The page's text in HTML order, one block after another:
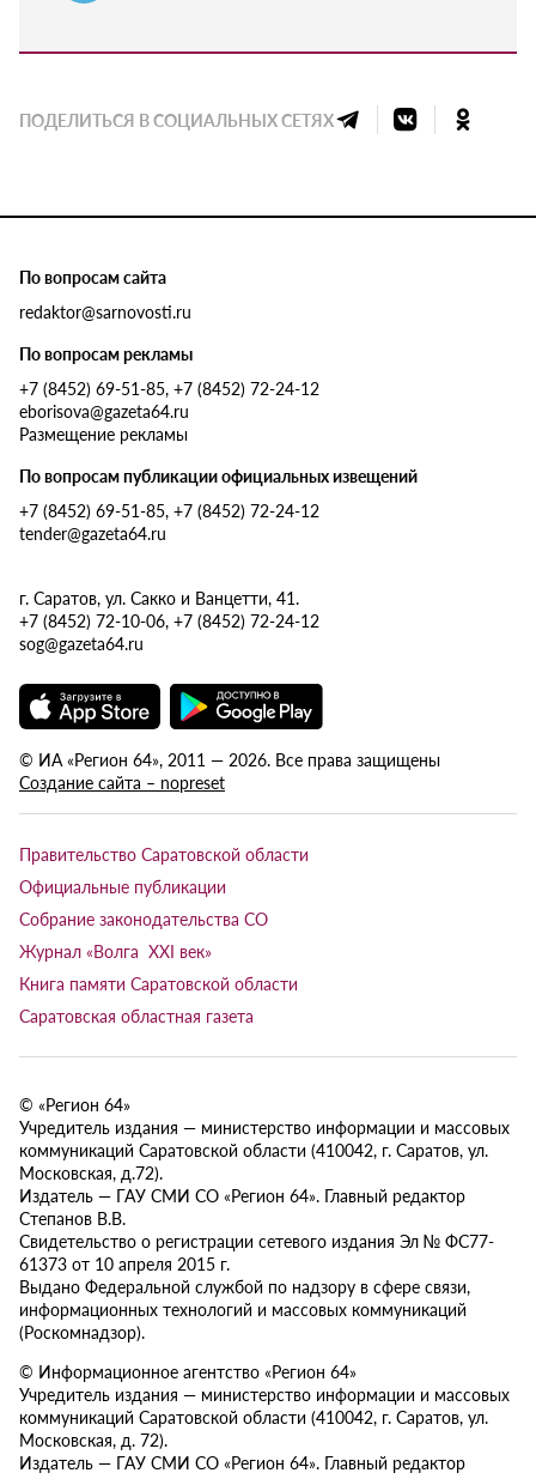
ПОДЕЛИТЬСЯ В СОЦИАЛЬНЫХ СЕТЯХ
По вопросам сайта
redaktor@sarnovosti.ru
По вопросам рекламы
+7 (8452) 69-51-85, +7 (8452) 72-24-12
eborisova@gazeta64.ru
Размещение рекламы
По вопросам публикации официальных извещений
+7 (8452) 69-51-85, +7 (8452) 72-24-12
tender@gazeta64.ru
г. Саратов, ул. Сакко и Ванцетти, 41.
+7 (8452) 72-10-06, +7 (8452) 72-24-12
sog@gazeta64.ru
© ИА «Регион 64», 2011 — 2026. Все права защищены
Создание сайта – nopreset
Правительство Саратовской области
Официальные публикации
Собрание законодательства СО
Журнал «Волга XXI век»
Книга памяти Саратовской области
Саратовская областная газета
© «Регион 64»
Учредитель издания — министерство информации и массовых
коммуникаций Саратовской области (410042, г. Саратов, ул.
Московская, д.72).
Издатель — ГАУ СМИ СО «Регион 64». Главный редактор
Степанов В.В.
Свидетельство о регистрации сетевого издания Эл № ФС77-
61373 от 10 апреля 2015 г.
Выдано Федеральной службой по надзору в сфере связи,
информационных технологий и массовых коммуникаций
(Роскомнадзор).
© Информационное агентство «Регион 64»
Учредитель издания — министерство информации и массовых
коммуникаций Саратовской области (410042, г. Саратов, ул.
Московская, д. 72).
Издатель — ГАУ СМИ СО «Регион 64». Главный редактор